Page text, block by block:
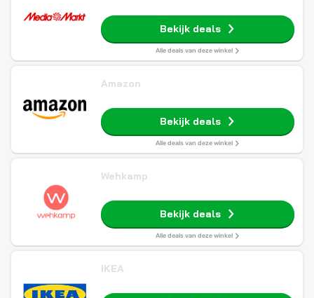
Bekijk deals
Alle deals van deze winkel
Amazon
Bekijk deals
Alle deals van deze winkel
Wehkamp
Bekijk deals
Alle deals van deze winkel
IKEA